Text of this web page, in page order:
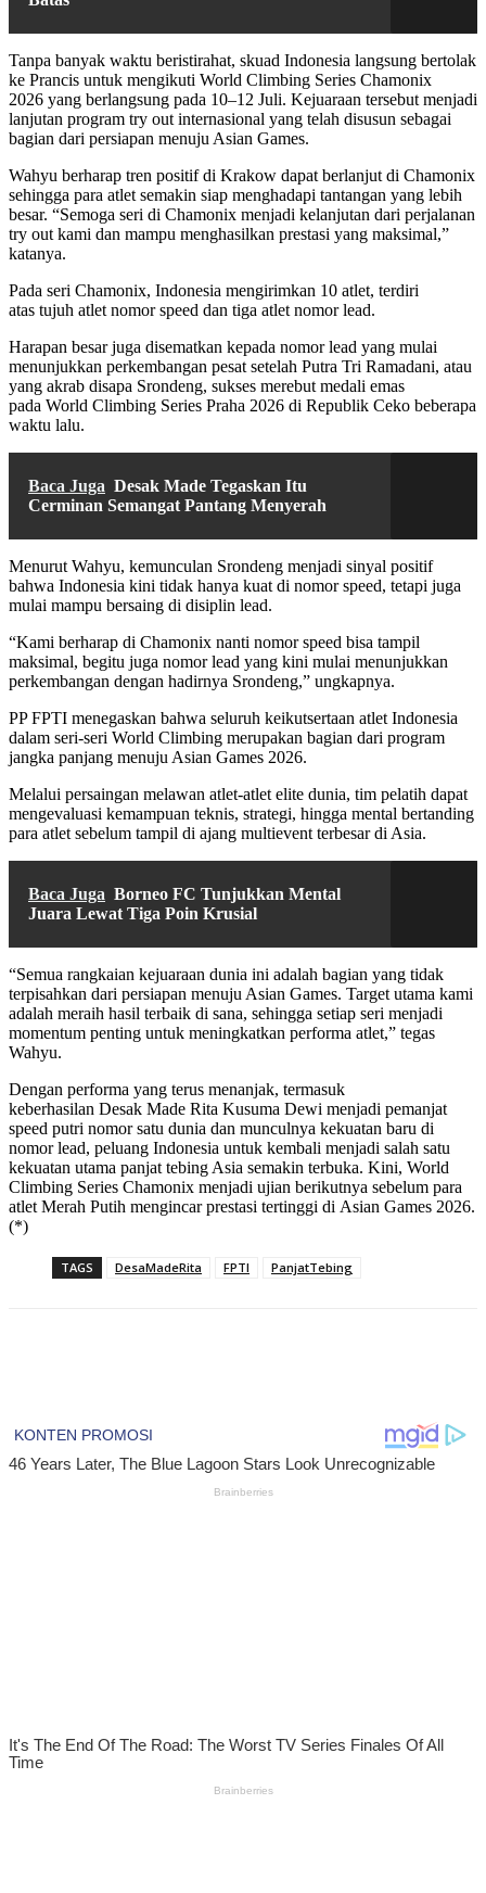
Tanpa banyak waktu beristirahat, skuad Indonesia langsung bertolak
ke Prancis untuk mengikuti World Climbing Series Chamonix
2026 yang berlangsung pada 10–12 Juli. Kejuaraan tersebut menjadi
lanjutan program try out internasional yang telah disusun sebagai
bagian dari persiapan menuju Asian Games.
Wahyu berharap tren positif di Krakow dapat berlanjut di Chamonix
sehingga para atlet semakin siap menghadapi tantangan yang lebih
besar. “Semoga seri di Chamonix menjadi kelanjutan dari perjalanan
try out kami dan mampu menghasilkan prestasi yang maksimal,”
katanya.
Pada seri Chamonix, Indonesia mengirimkan 10 atlet, terdiri
atas tujuh atlet nomor speed dan tiga atlet nomor lead.
Harapan besar juga disematkan kepada nomor lead yang mulai
menunjukkan perkembangan pesat setelah Putra Tri Ramadani, atau
yang akrab disapa Srondeng, sukses merebut medali emas
pada World Climbing Series Praha 2026 di Republik Ceko beberapa
waktu lalu.
Baca Juga Desak Made Tegaskan Itu
Cerminan Semangat Pantang Menyerah
Menurut Wahyu, kemunculan Srondeng menjadi sinyal positif
bahwa Indonesia kini tidak hanya kuat di nomor speed, tetapi juga
mulai mampu bersaing di disiplin lead.
“Kami berharap di Chamonix nanti nomor speed bisa tampil
maksimal, begitu juga nomor lead yang kini mulai menunjukkan
perkembangan dengan hadirnya Srondeng,” ungkapnya.
PP FPTI menegaskan bahwa seluruh keikutsertaan atlet Indonesia
dalam seri-seri World Climbing merupakan bagian dari program
jangka panjang menuju Asian Games 2026.
Melalui persaingan melawan atlet-atlet elite dunia, tim pelatih dapat
mengevaluasi kemampuan teknis, strategi, hingga mental bertanding
para atlet sebelum tampil di ajang multievent terbesar di Asia.
Baca Juga Borneo FC Tunjukkan Mental
Juara Lewat Tiga Poin Krusial
“Semua rangkaian kejuaraan dunia ini adalah bagian yang tidak
terpisahkan dari persiapan menuju Asian Games. Target utama kami
adalah meraih hasil terbaik di sana, sehingga setiap seri menjadi
momentum penting untuk meningkatkan performa atlet,” tegas
Wahyu.
Dengan performa yang terus menanjak, termasuk
keberhasilan Desak Made Rita Kusuma Dewi menjadi pemanjat
speed putri nomor satu dunia dan munculnya kekuatan baru di
nomor lead, peluang Indonesia untuk kembali menjadi salah satu
kekuatan utama panjat tebing Asia semakin terbuka. Kini, World
Climbing Series Chamonix menjadi ujian berikutnya sebelum para
atlet Merah Putih mengincar prestasi tertinggi di Asian Games 2026.
(*)
TAGS DesaMadeRita FPTI PanjatTebing